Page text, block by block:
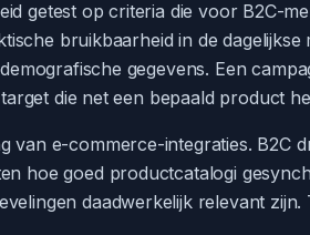
getest op criteria die voor B2C-
bruikbaarheid in de
gegevens. Een
die net een bepaald product
van e-commerce-integraties. B2C
hoe goed productcatalogi
daadwerkelijk relevant